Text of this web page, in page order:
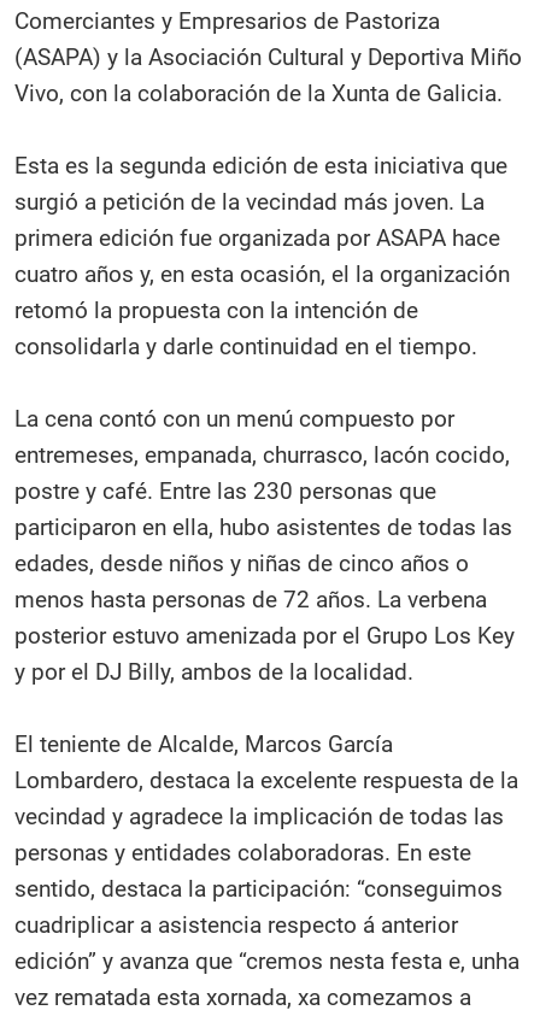
Comerciantes y Empresarios de Pastoriza
(ASAPA) y la Asociación Cultural y Deportiva Miño
Vivo, con la colaboración de la Xunta de Galicia.
Esta es la segunda edición de esta iniciativa que
surgió a petición de la vecindad más joven. La
primera edición fue organizada por ASAPA hace
cuatro años y, en esta ocasión, el la organización
retomó la propuesta con la intención de
consolidarla y darle continuidad en el tiempo.
La cena contó con un menú compuesto por
entremeses, empanada, churrasco, lacón cocido,
postre y café. Entre las 230 personas que
participaron en ella, hubo asistentes de todas las
edades, desde niños y niñas de cinco años o
menos hasta personas de 72 años. La verbena
posterior estuvo amenizada por el Grupo Los Key
y por el DJ Billy, ambos de la localidad.
El teniente de Alcalde, Marcos García
Lombardero, destaca la excelente respuesta de la
vecindad y agradece la implicación de todas las
personas y entidades colaboradoras. En este
sentido, destaca la participación: “conseguimos
cuadriplicar a asistencia respecto á anterior
edición” y avanza que “cremos nesta festa e, unha
vez rematada esta xornada, xa comezamos a